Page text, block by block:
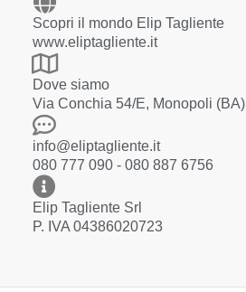
Scopri il mondo Elip Tagliente
www.eliptagliente.it
Dove siamo
Via Conchia 54/E, Monopoli (BA)
info@eliptagliente.it
080 777 090 - 080 887 6756
Elip Tagliente Srl
P. IVA 04386020723